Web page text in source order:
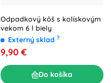
Odpadkový kôš s kolískovým
vekom 6 l biely
Externý sklad ?
9,90 €
Do košíka